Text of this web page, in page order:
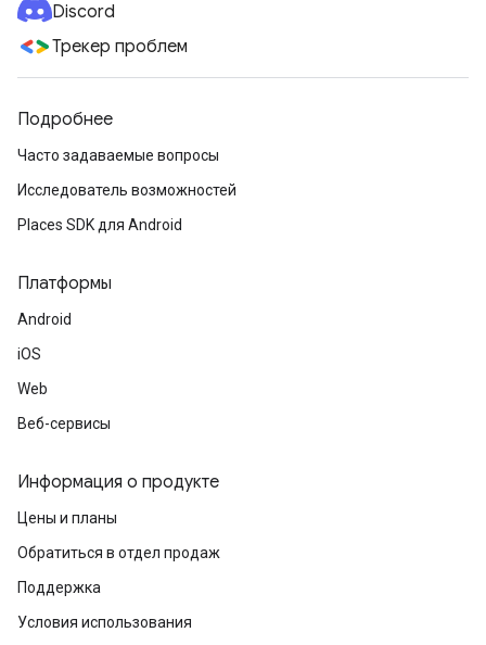
Discord
Трекер проблем
Подробнее
Часто задаваемые вопросы
Исследователь возможностей
Places SDK для Android
Платформы
Android
iOS
Web
Веб-сервисы
Информация о продукте
Цены и планы
Обратиться в отдел продаж
Поддержка
Условия использования